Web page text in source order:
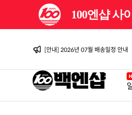
100엔샵 사
[이벤트] 백엔샵 10주년 감사제
[안내] 2026년 08월 배송일정 안내
[이벤트] 백엔샵 10주년 감사제 2탄
[안내] 2026년 06월 배송일정 안내
[안내] 2026년 08월 배송일정 안내
[이벤트] 백엔샵 10주년 감사제 2탄
[안내] 2026년 07월 배송일정 안내